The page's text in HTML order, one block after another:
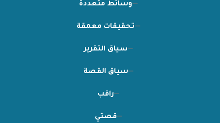
وسائط متعددة
تحقيقات معمقة
سياق التقرير
سياق القصة
راقب
قصتي